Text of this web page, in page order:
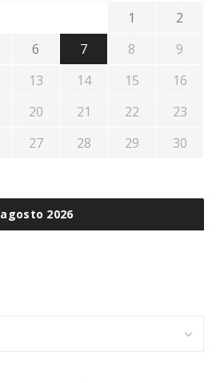
agosto 2026
1
2
6 7 8
9
13 14 15
16
20 21 22
23
27 28 29
30